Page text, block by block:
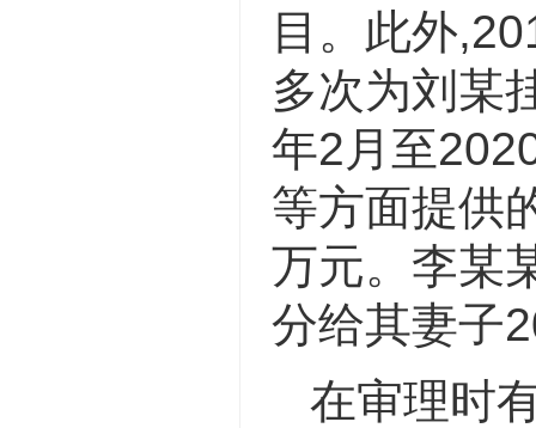
目。此外
多次为刘某
年2月至
等方面提供
万元。李某
分给其妻子
在审理时